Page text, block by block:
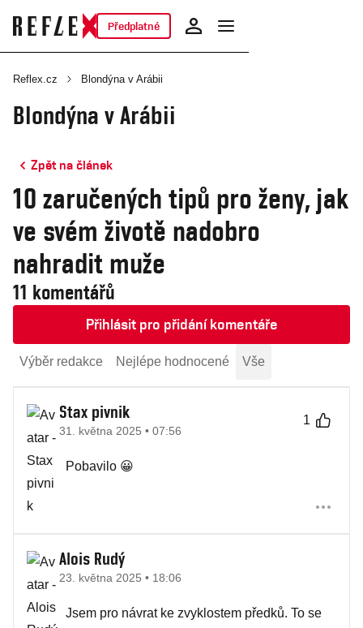
Předplatné
Reflex.cz Blondýna v Arábii
Blondýna v Arábii
Zpět na článek
10 zaručených tipů pro ženy, jak
ve svém životě nadobro
nahradit muže
11 komentářů
Přihlásit pro přidání komentáře
Výběr redakce Nejlépe hodnocené Vše
Stax pivnik
31. května 2025 • 07:56
1
Pobavilo 😀
Alois Rudý
23. května 2025 • 18:06
Jsem pro návrat ke zvyklostem předků. To se